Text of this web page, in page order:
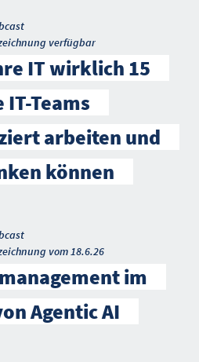
verfügbar
IT wirklich 15
IT-Teams
arbeiten und
können
vom 18.6.26
im
Agentic AI